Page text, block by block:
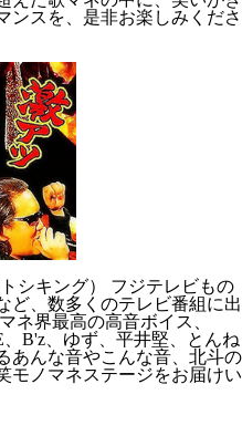
ンスを、是非お楽しみくださ
シキング） フジテレビもの
ど、数多くのテレビ番組に出
ネ界最高の高音ボイス、
B'z、ゆず、平井堅、とんね
あんな音やこんな音、北斗の
モノマネステージをお届けい